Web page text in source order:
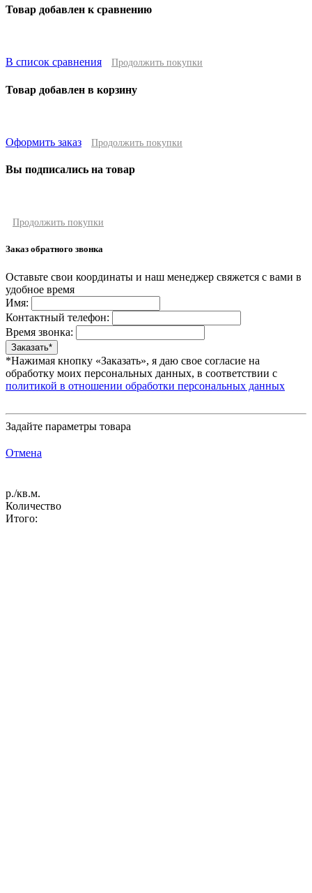
Товар добавлен к сравнению
В список сравнения Продолжить покупки
Товар добавлен в корзину
Оформить заказ Продолжить покупки
Вы подписались на товар
Продолжить покупки
Заказ обратного звонка
Оставьте свои координаты и наш менеджер свяжется с вами в
удобное время
Имя:
Контактный телефон:
Время звонка:
*Нажимая кнопку «Заказать», я даю свое согласие на
обработку моих персональных данных, в соответствии с
политикой в отношении обработки персональных данных
Задайте параметры товара
Отмена
р./кв.м.
Количество
Итого: